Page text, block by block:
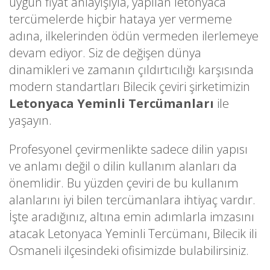
tercümelerde hiçbir hataya yer vermeme
adına, ilkelerinden ödün vermeden ilerlemeye
devam ediyor. Siz de değişen dünya
dinamikleri ve zamanın çıldırtıcılığı karşısında
modern standartları Bilecik çeviri şirketimizin
Letonyaca Yeminli Tercümanları ile
yaşayın.
Profesyonel çevirmenlikte sadece dilin yapısı
ve anlamı değil o dilin kullanım alanları da
önemlidir. Bu yüzden çeviri de bu kullanım
alanlarını iyi bilen tercümanlara ihtiyaç vardır.
İşte aradığınız, altına emin adımlarla imzasını
atacak Letonyaca Yeminli Tercümanı, Bilecik ili
Osmaneli ilçesindeki ofisimizde bulabilirsiniz.